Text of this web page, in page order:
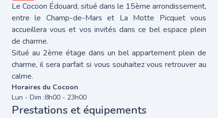
Le Cocoon Édouard, situé dans le 15ème arrondissement,
entre le Champ-de-Mars et La Motte Picquet vous
accueillera vous et vos invités dans ce bel espace plein
de charme.
Situé au 2ème étage dans un bel appartement plein de
charme, il sera parfait si vous souhaitez vous retrouver au
calme.
Horaires du Cocoon
Lun - Dim :8h00 - 23h00
Prestations et équipements